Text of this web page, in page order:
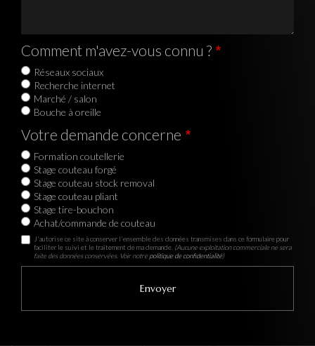
Comment m'avez-vous connu ?
Réseaux sociaux
Recherche internet
Marché / salon
Bouche à oreille
Votre demande concerne
Formation coutellerie
Stage couteau forgé
Stage couteau stock removal
Stage couteau pliant
Stage tire-bouchon
Achat/commande de couteau
J'autorise ce site à conserver l'ensemble des données transmises dans ce formulaire pour
faciliter le suivi et le traitement de ma demande. (Aucune exploitation commerciale ne sera
faite des données conservées. Voir notrepolitique de confidentialité)